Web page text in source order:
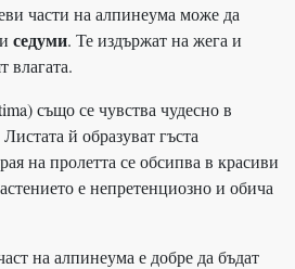
части на алпинеума може да
седуми. Те издържат на жега и
влагата.
също се чувства чудесно в
й образуват гъста
на пролетта се обсипва в красиви
е непретенциозно и обича
на алпинеума е добре да бъдат